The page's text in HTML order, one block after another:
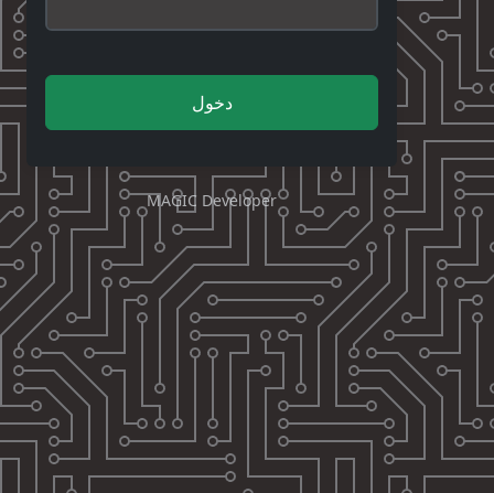
دخول
MAGIC Developer